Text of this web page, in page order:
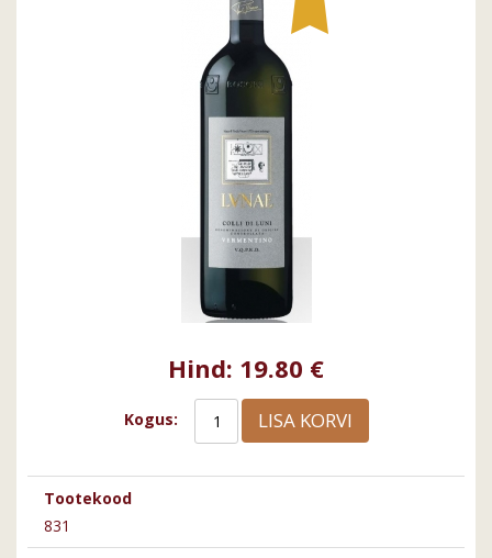
Hind: 19.80 €
Kogus: LISA KORVI
Tootekood
831